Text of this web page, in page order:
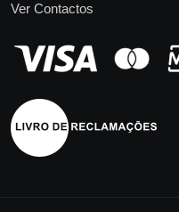
Ver Contactos